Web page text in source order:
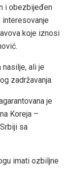
i obezbijeđen
interesovanje
koje iznosi
ali je
zadržavanja.
je
Koreja –
sa
imati ozbiljne